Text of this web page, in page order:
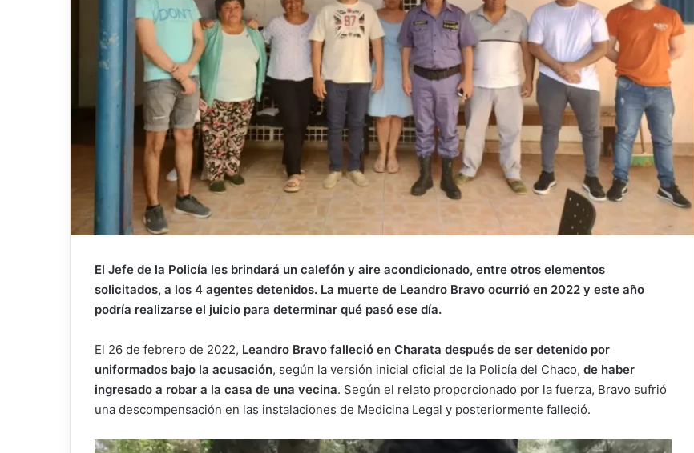
El Jefe de la Policía les brindará un calefón y aire acondicionado, entre otros elementos
solicitados, a los 4 agentes detenidos. La muerte de Leandro Bravo ocurrió en 2022 y este año
podría realizarse el juicio para determinar qué pasó ese día.
El 26 de febrero de 2022, Leandro Bravo falleció en Charata después de ser detenido por
uniformados bajo la acusación, según la versión inicial oficial de la Policía del Chaco, de haber
ingresado a robar a la casa de una vecina. Según el relato proporcionado por la fuerza, Bravo sufrió
una descompensación en las instalaciones de Medicina Legal y posteriormente falleció.